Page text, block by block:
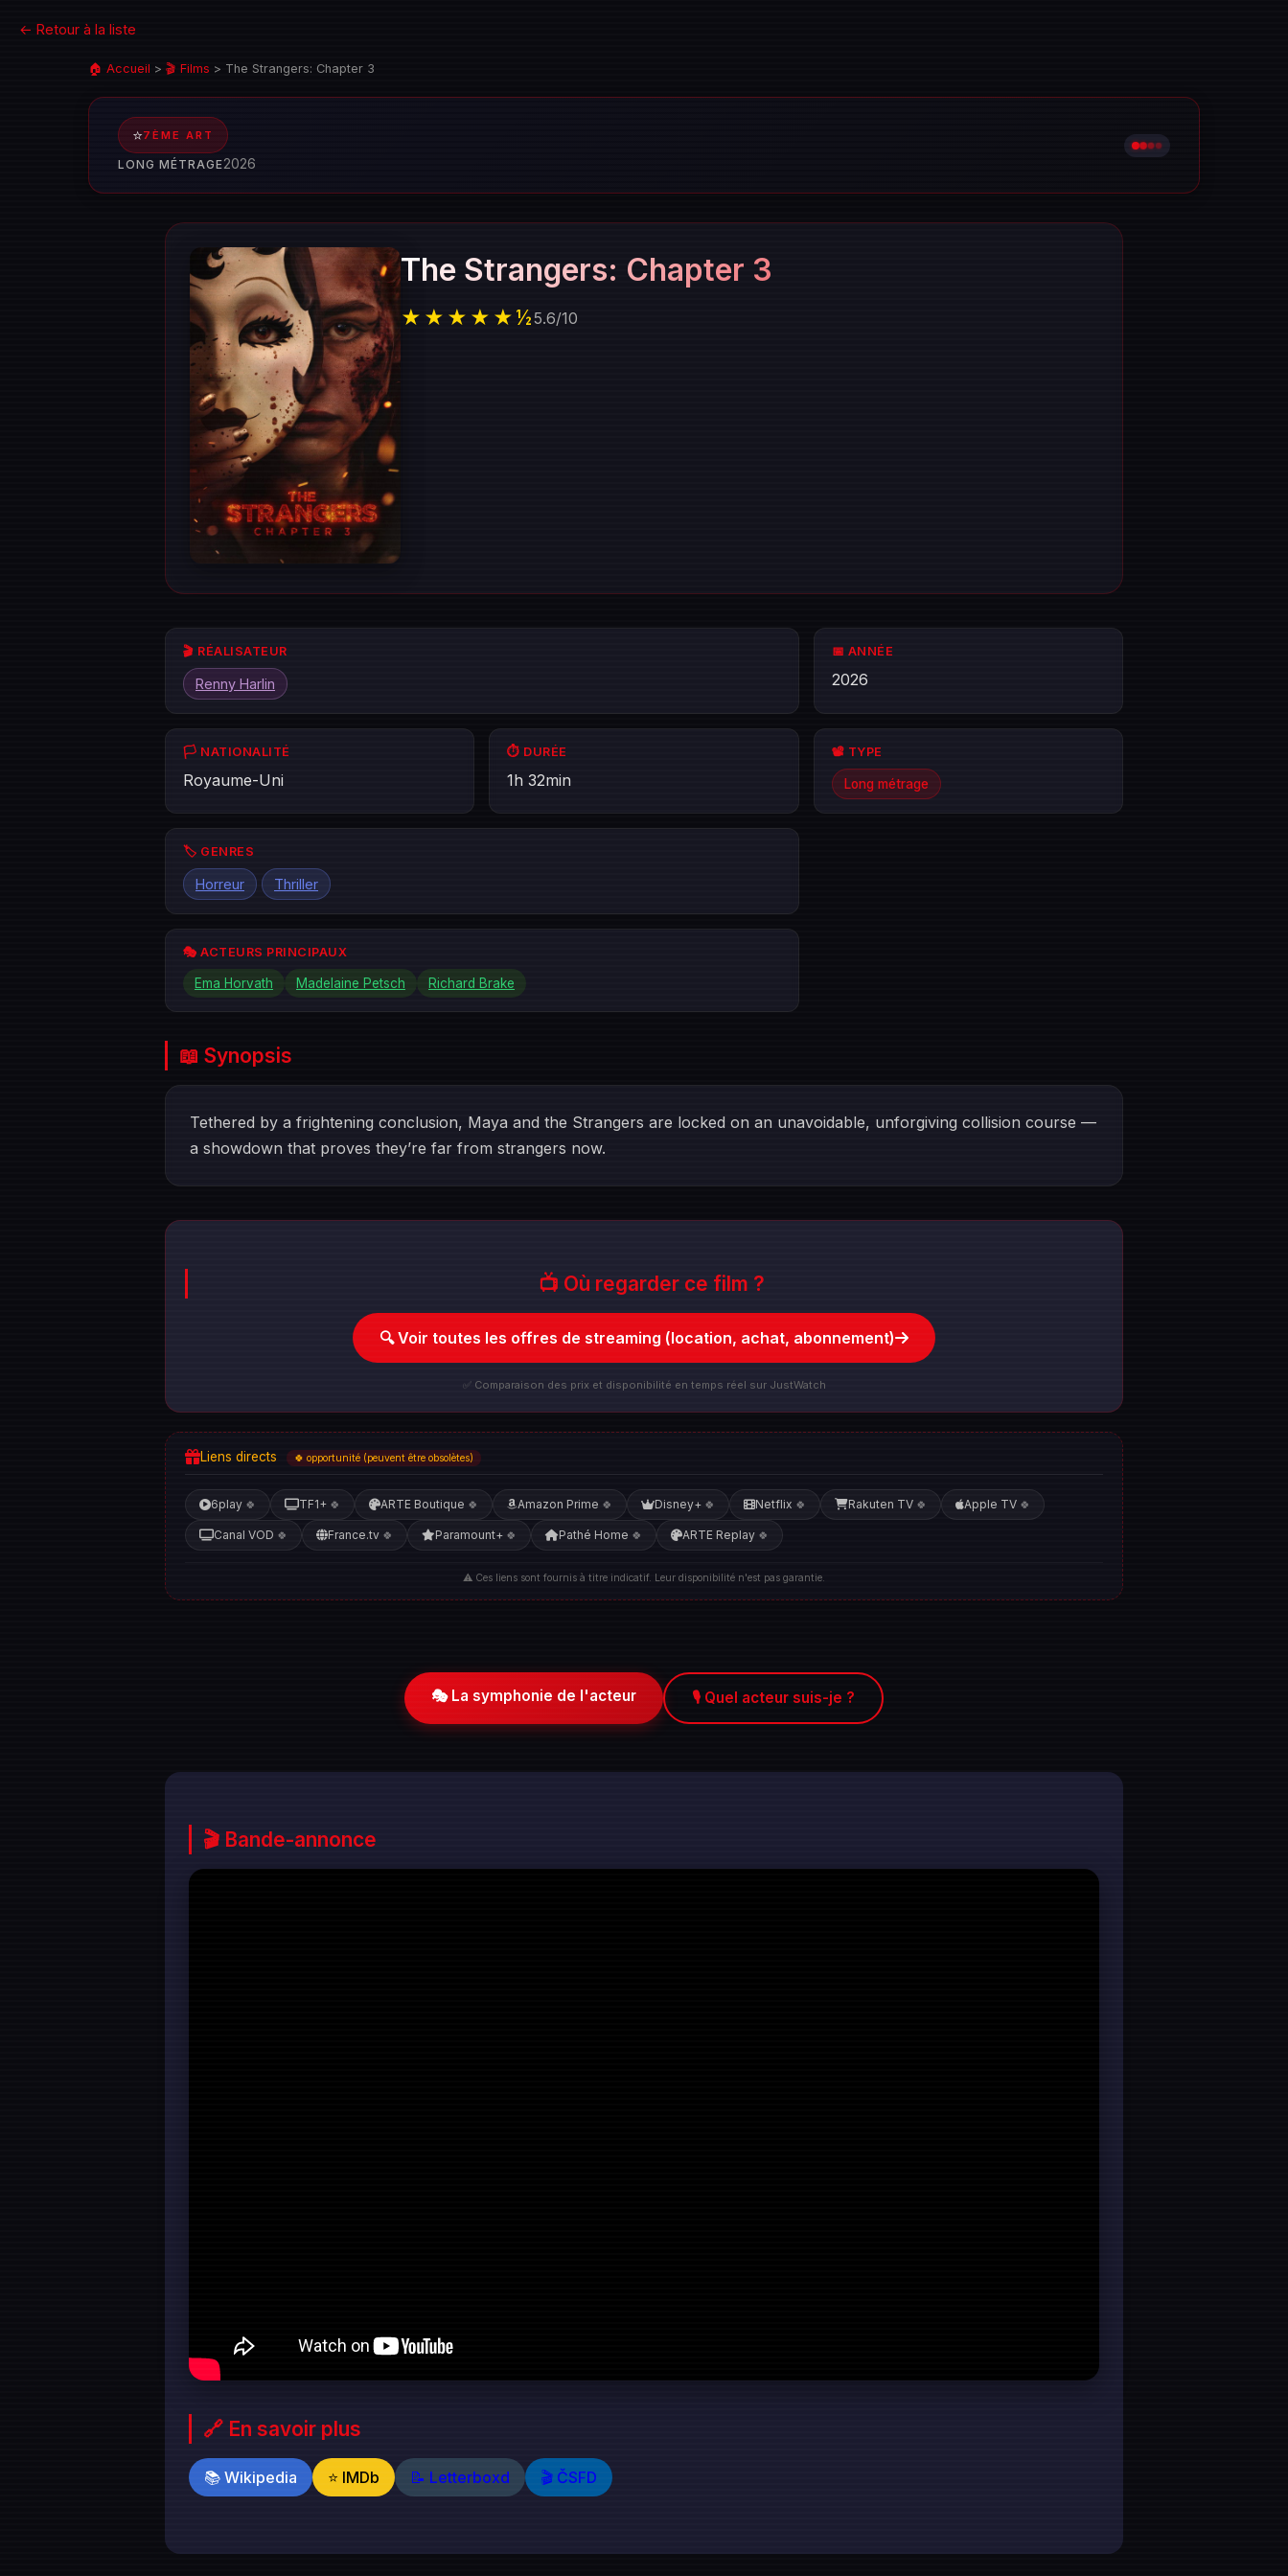
← Retour à la liste
🏠 Accueil > 🎬 Films > The Strangers: Chapter 3
⭐7ÈME ART
LONG MÉTRAGE2026
The Strangers: Chapter 3
★★★★★½5.6/10
🎬 RÉALISATEUR
Renny Harlin
📅 ANNÉE
2026
🏳️ NATIONALITÉ
Royaume-Uni
⏱️ DURÉE
1h 32min
📽️ TYPE
Long métrage
🏷️ GENRES
Horreur Thriller
🎭 ACTEURS PRINCIPAUX
Ema Horvath Madelaine Petsch Richard Brake
📖 Synopsis
Tethered by a frightening conclusion, Maya and the Strangers are locked on an unavoidable, unforgiving collision course —
a showdown that proves they’re far from strangers now.
📺 Où regarder ce film ?
🔍 Voir toutes les offres de streaming (location, achat, abonnement)
✅ Comparaison des prix et disponibilité en temps réel sur JustWatch
Liens directs 🍀 opportunité (peuvent être obsolètes)
6play 🍀 TF1+ 🍀 ARTE Boutique 🍀 Amazon Prime 🍀 Disney+ 🍀 Netflix 🍀 Rakuten TV 🍀 Apple TV 🍀
Canal VOD 🍀 France.tv 🍀 Paramount+ 🍀 Pathé Home 🍀 ARTE Replay 🍀
⚠️ Ces liens sont fournis à titre indicatif. Leur disponibilité n'est pas garantie.
🎭 La symphonie de l'acteur 🎙️ Quel acteur suis-je ?
🎬 Bande-annonce
🔗 En savoir plus
📚 Wikipedia ⭐ IMDb 📝 Letterboxd 🎬 ČSFD